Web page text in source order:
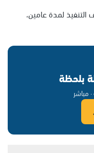
لمدة عامين،
بلحظة
· مباشر